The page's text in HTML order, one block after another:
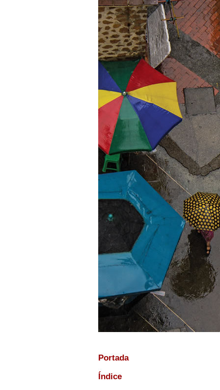
Portada
Índice